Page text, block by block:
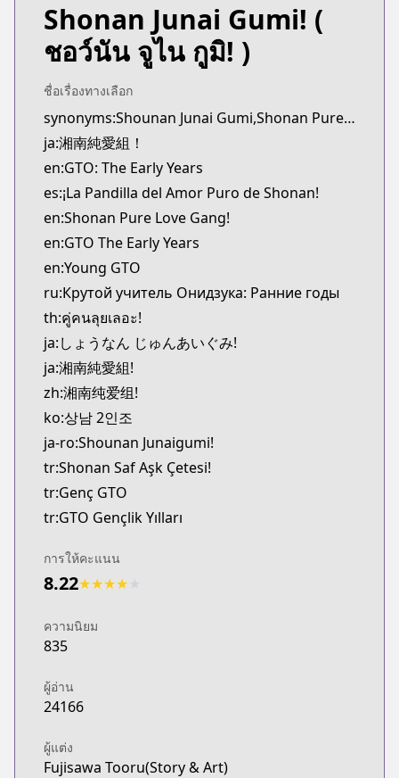
Kitsu
Kitsu
https://kitsu.app/manga/1004
MangaUpdates
MangaUpdates
https://www.mangaupdates.com/
Book☆Walker
Book☆Walker
https://bookwalker.jp/series/130936
Shonan Junai Gumi! (
ชอว์นัน จูไน กูมิ! )
ชื่อเรื่องทางเลือก
synonyms:Shounan Junai Gumi,Shonan Pure Love Gang,Young GTO
ja:湘南純愛組！
en:GTO: The Early Years
es:¡La Pandilla del Amor Puro de Shonan!
en:Shonan Pure Love Gang!
en:GTO The Early Years
en:Young GTO
ru:Крутой учитель Онидзука: Ранние годы
th:คู่คนลุยเลอะ!
ja:しょうなん じゅんあいぐみ!
ja:湘南純愛組!
zh:湘南纯爱组!
ko:상남 2인조
ja-ro:Shounan Junaigumi!
tr:Shonan Saf Aşk Çetesi!
tr:Genç GTO
tr:GTO Gençlik Yılları
การให้คะแนน
8.22★★★★
ความนิยม
835
ผู้อ่าน
24166
ผู้แต่ง
Fujisawa Tooru(Story & Art)